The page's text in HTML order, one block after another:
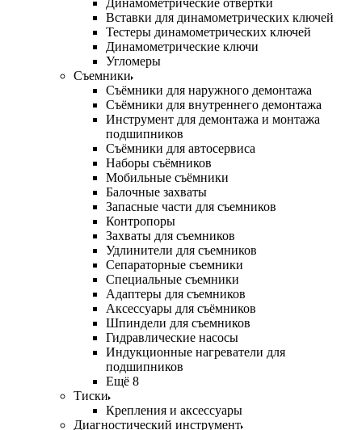
Динамометрические отвертки
Вставки для динамометрических ключей
Тестеры динамометрических ключей
Динамометрические ключи
Угломеры
Съемники
Съёмники для наружного демонтажа
Съёмники для внутреннего демонтажа
Инструмент для демонтажа и монтажа
подшипников
Съёмники для автосервиса
Наборы съёмников
Мобильные съёмники
Балочные захваты
Запасные части для съемников
Контропоры
Захваты для съемников
Удлинители для съемников
Сепараторные съемники
Специальные съемники
Адаптеры для съемников
Аксессуары для съёмников
Шпиндели для съемников
Гидравлические насосы
Индукционные нагреватели для
подшипников
Ещё 8
Тиски
Крепления и аксессуары
Диагностический инструмент